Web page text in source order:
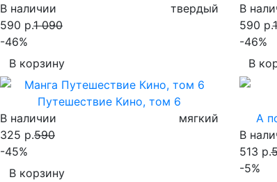
В наличии
твердый
590 р.1 090
-46%
В корзину
В
590 р.
-46%
В
Путешествие Кино, том 6
В наличии
мягкий
325 р.590
-45%
В корзину
А
В
513 р.
-5%